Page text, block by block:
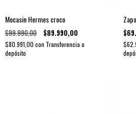
Mocasin Hermes croco
$99.990,00 $89.990,00
$80.991,00 con Transferencia o
depósito